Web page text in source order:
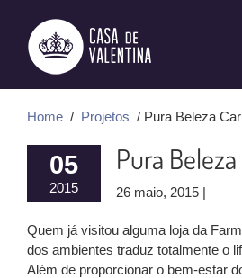
conteúdo
Home / Projetos / Pura Beleza
05
2015
Pura
26 maio, 2015 |
Quem já visitou alguma loja da
dos ambientes traduz totalmente o
Além de proporcionar o bem-estar